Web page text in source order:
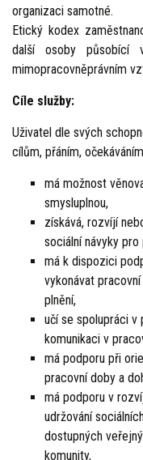
organizaci samotné.
Etický kodex
další osoby působící
mimopracovněprávním
Cíle služby:
Uživatel dle svých
cílům, přáním,
má možnost
smysluplnou,
získává, rozvíjí
sociální návyky
má k dispozici
vykonávat
plnění,
učí se spolupráci v
komunikaci v
má podporu při
pracovní doby a
má podporu v
udržování
dostupných
komunity,